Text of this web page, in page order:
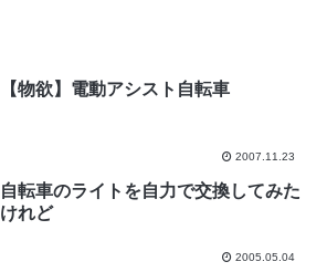
【物欲】電動アシスト自転車
2007.11.23
自転車のライトを自力で交換してみた
けれど
2005.05.04